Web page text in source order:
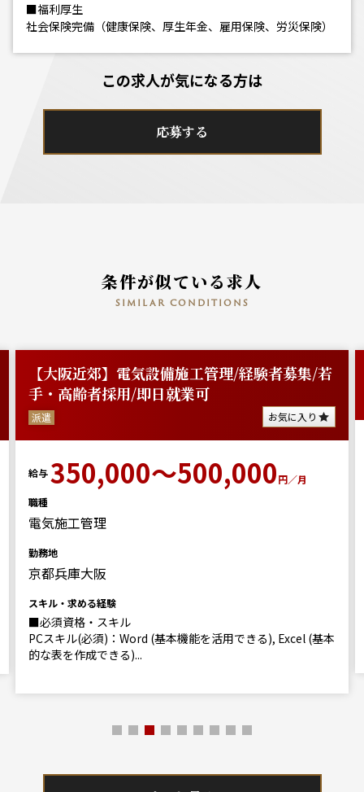
■福利厚生
社会保険完備（健康保険、厚生年金、雇用保険、労災保険）
この求人が気になる方は
応募する
条件が似ている求人
similar conditions
【大阪近郊】電気設備施工管理/経験者募集/若
手・高齢者採用/即日就業可
派遣 お気に入り
給与350,000～500,000円／月
職種
電気施工管理
勤務地
京都兵庫大阪
スキル・求める経験
■必須資格・スキル
PCスキル(必須)：Word (基本機能を活用できる), Excel (基本
的な表を作成できる)...